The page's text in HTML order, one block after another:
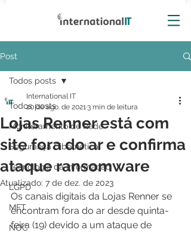
Post
Todos posts
Monitoramento de Rede
Segurança Cibernética
Tecnologia da Informação
LGPD
MFT
NOC
Todos posts
Lojas Renner está com
site fora do ar e confirma
ataque ransomware
International IT
20 de ago. de 20213 min de leitura
Atualizado: 7 de dez. de 2023
Os canais digitais da Lojas Renner se
encontram fora do ar desde quinta-
feira (19) devido a um ataque de